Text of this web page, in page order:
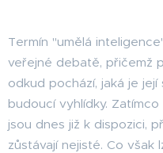
Termín "umělá
veřejné debatě, přičemž
odkud pochází, jaká je
budoucí vyhlídky.
jsou dnes již k dispozici,
zůstávají nejisté. Co však